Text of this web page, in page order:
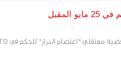
"اعتصام الدراز" للحكم في 25 مايو/أيار المقبل